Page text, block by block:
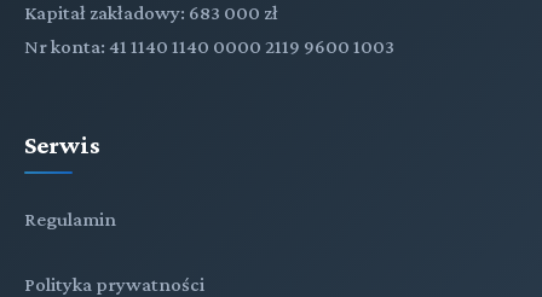
Kapitał zakładowy: 683 000 zł
Nr konta: 41 1140 1140 0000 2119 9600 1003
Serwis
Regulamin
Polityka prywatności